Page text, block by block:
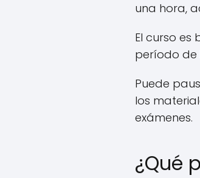
una hora,
El curso
período de
Puede
los
exámenes.
¿Qué